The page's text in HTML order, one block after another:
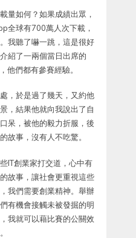
量如何？如果成績出眾，
全球有700萬人次下載，
我聽了嚇一跳，這是很好
紹了一兩個當日出席的
們都有參賽經驗。
，於是過了幾天，又約他
，結果他就向我說出了自
呆，被他的毅力折服，後
故事，沒有人不吃驚。
IT創業家打交道，心中有
故事，讓社會更重視這些
我們需要創業精神。舉辦
有機會接觸未被發掘的明
我就可以藉比賽的公關效